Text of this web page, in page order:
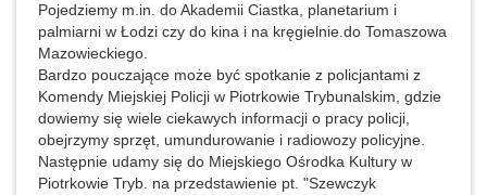
Pojedziemy m.in. do Akademii Ciastka, planetarium i
palmiarni w Łodzi czy do kina i na kręgielnie.do Tomaszowa
Mazowieckiego.
Bardzo pouczające może być spotkanie z policjantami z
Komendy Miejskiej Policji w Piotrkowie Trybunalskim, gdzie
dowiemy się wiele ciekawych informacji o pracy policji,
obejrzymy sprzęt, umundurowanie i radiowozy policyjne.
Następnie udamy się do Miejskiego Ośrodka Kultury w
Piotrkowie Tryb. na przedstawienie pt. "Szewczyk